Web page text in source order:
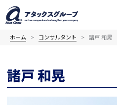
容
を
ホーム コンサルタント 諸戸 和晃
諸戸 和晃